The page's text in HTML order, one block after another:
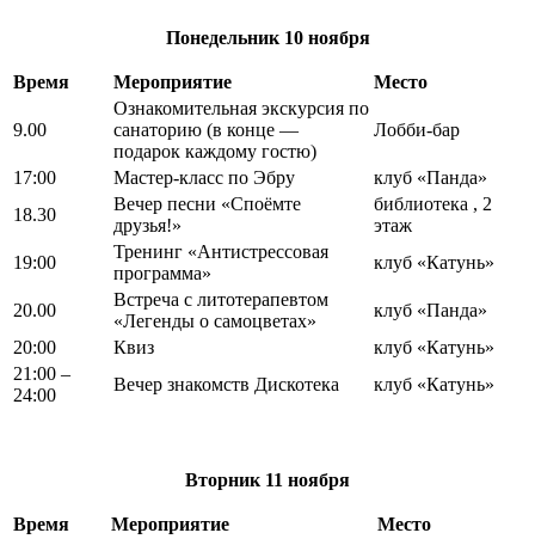
Понедельник10 ноября
Время Мероприятие Место
9.00
Ознакомительная экскурсия по
санаторию (в конце —
подарок каждому гостю)
Лобби-бар
17:00 Мастер-класс по Эбру
клуб «Панда»
18.30
Вечер песни «Споёмте
друзья!»
библиотека , 2
этаж
19:00
Тренинг «Антистрессовая
программа»
клуб «Катунь»
20.00
Встреча с литотерапевтом
«Легенды о самоцветах»
клуб «Панда»
20:00
Квиз
клуб «Катунь»
21:00 –
24:00
Вечер знакомств Дискотека клуб «Катунь»
Вторник 11 ноября
Время Мероприятие Место